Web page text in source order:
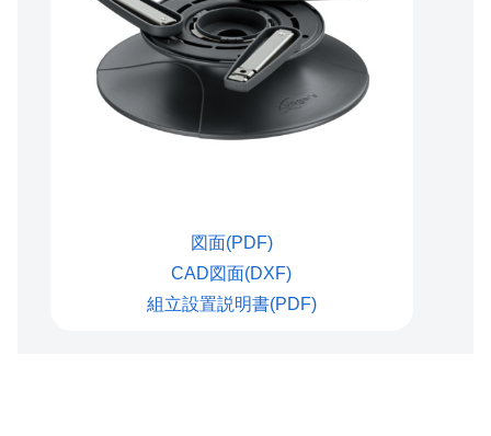
図面(PDF)
CAD図面(DXF)
組立設置説明書(PDF)